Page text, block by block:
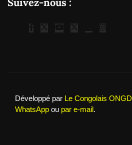
Développé par Le Congolais ONGD
WhatsApp ou par e-mail.